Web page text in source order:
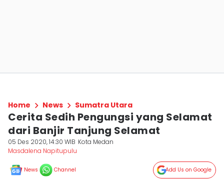
Home News Sumatra Utara
Cerita Sedih Pengungsi yang Selamat
dari Banjir Tanjung Selamat
05 Des 2020, 14:30 WIB Kota Medan
Masdalena Napitupulu
News Channel Add Us on Google